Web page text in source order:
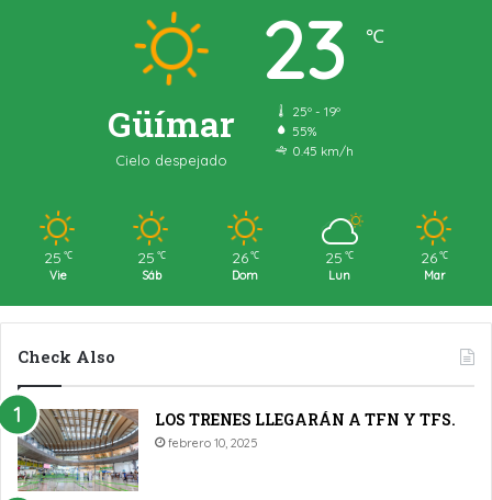
Güímar
Cielo despejado
23 ℃
25º - 19º
55%
0.45 km/h
25 ℃
Vie
25 ℃
Sáb
26 ℃
Dom
25 ℃
Lun
26 ℃
Mar
Check Also
LOS TRENES LLEGARÁN A TFN Y TFS.
febrero 10, 2025